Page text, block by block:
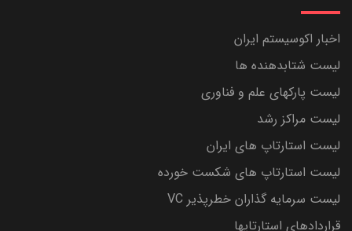
اخبار اکوسیستم ایران
لیست شتابدهنده ها
لیست پارکهای علم و فناوری
لیست مراکز رشد
لیست استارتاپ های ایران
لیست استارتاپ های شکست خورده
لیست سرمایه گذاران خطرپذیر VC
قراردادهای استارتاپها